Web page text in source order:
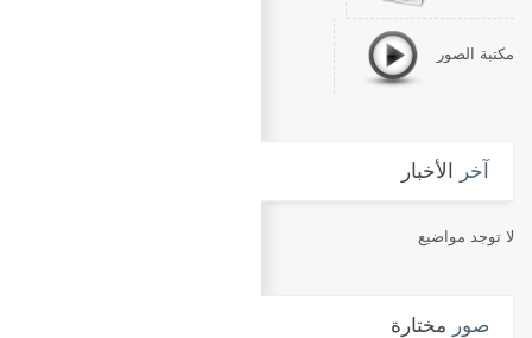
مكتبة الصور
آخر الأخبار
لا توجد مواضيع
صور مختارة